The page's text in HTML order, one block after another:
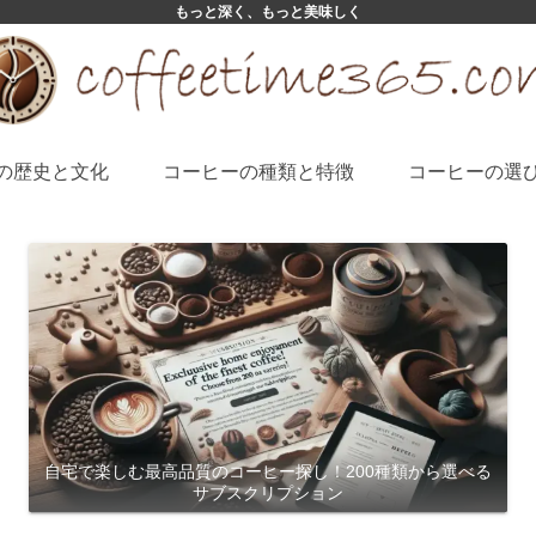
もっと深く、もっと美味しく
歴史と文化 コーヒーの種類と特徴 コーヒーの選
自宅で楽しむ最高品質のコーヒー探し！200種類から選べる
サブスクリプション